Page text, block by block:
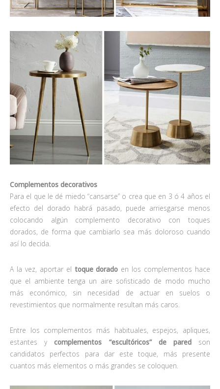
Complementos decorativos
Para el que le dé miedo “cansarse” o crea que en 3 ó 4 años el
efecto del dorado habrá pasado, puede arriesgarse menos
colocando algún complemento decorativo con toques
dorados, de forma que cambiarlo sea más doloroso cuando
así lo decida.
A la vez, aportar el toque dorado en los complementos hace
que el ambiente tenga un aire sofisticado de modo mucho
más económico, sin necesidad de actuar en suelos o
revestimientos que normalmente resultan más caros.
Entre los complementos más habituales, espejos, apliques,
estantes ycomplementos “escultóricos” de paredson
candidatos perfectos para dar este toque, más presente
cuantos más elementos o más grandes se coloquen.